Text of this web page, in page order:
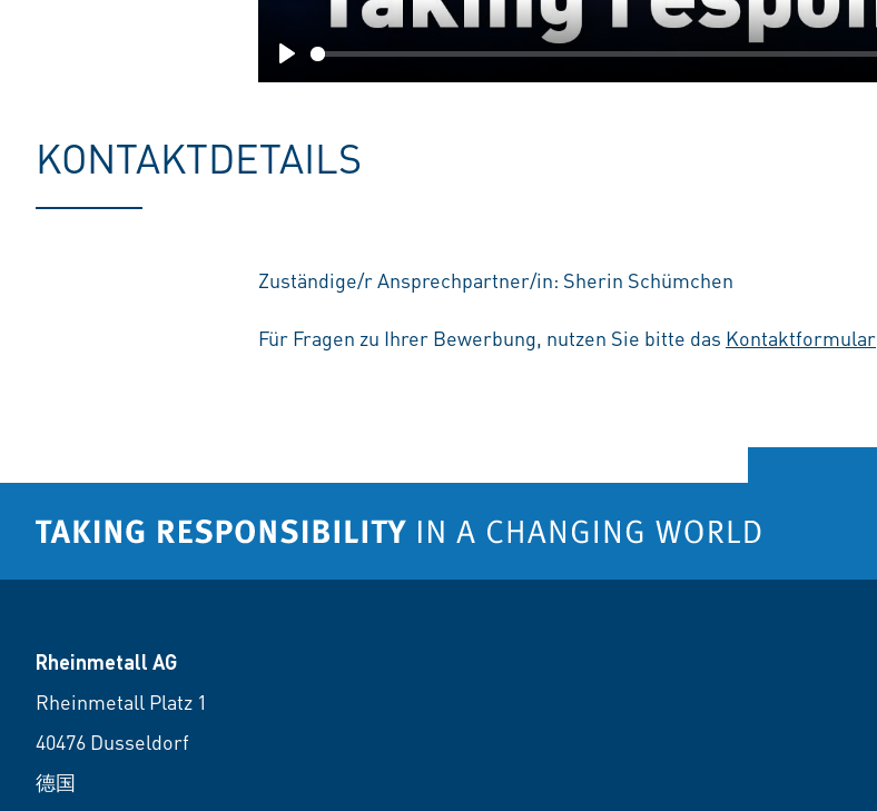
Play
KONTAKTDETAILS
Zuständige/r Ansprechpartner/in: Sherin Schümchen
Für Fragen zu Ihrer Bewerbung, nutzen Sie bitte das Kontaktformular
Rheinmetall AG
Rheinmetall Platz 1
40476 Dusseldorf
德国